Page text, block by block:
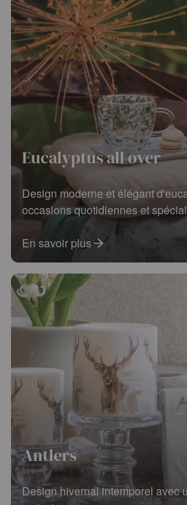
Eucalyptus all over
Design moderne et élégant
occasions quotidiennes et
En savoir plus
Antlers
Design hivernal intemporel avec